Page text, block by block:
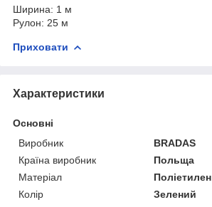
Ширина: 1 м
Рулон: 25 м
Приховати
Характеристики
Основні
Виробник
BRADAS
Країна виробник
Польща
Матеріал
Поліетилен
Колір
Зелений